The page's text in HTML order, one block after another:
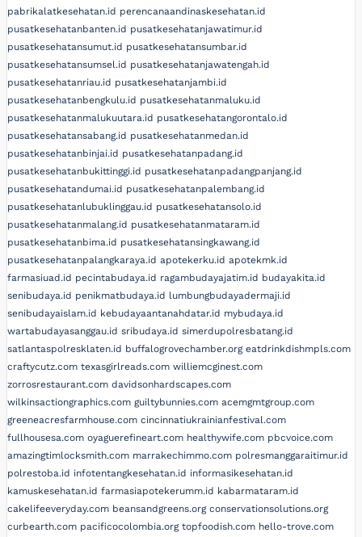
pabrikalatkesehatan.id perencanaandinaskesehatan.id
pusatkesehatanbanten.id pusatkesehatanjawatimur.id
pusatkesehatansumut.id pusatkesehatansumbar.id
pusatkesehatansumsel.id pusatkesehatanjawatengah.id
pusatkesehatanriau.id pusatkesehatanjambi.id
pusatkesehatanbengkulu.id pusatkesehatanmaluku.id
pusatkesehatanmalukuutara.id pusatkesehatangorontalo.id
pusatkesehatansabang.id pusatkesehatanmedan.id
pusatkesehatanbinjai.id pusatkesehatanpadang.id
pusatkesehatanbukittinggi.id pusatkesehatanpadangpanjang.id
pusatkesehatandumai.id pusatkesehatanpalembang.id
pusatkesehatanlubuklinggau.id pusatkesehatansolo.id
pusatkesehatanmalang.id pusatkesehatanmataram.id
pusatkesehatanbima.id pusatkesehatansingkawang.id
pusatkesehatanpalangkaraya.id apotekerku.id apotekmk.id
farmasiuad.id pecintabudaya.id ragambudayajatim.id budayakita.id
senibudaya.id penikmatbudaya.id lumbungbudayadermaji.id
senibudayaislam.id kebudayaantanahdatar.id mybudaya.id
wartabudayasanggau.id sribudaya.id simerdupolresbatang.id
satlantaspolresklaten.id buffalogrovechamber.org eatdrinkdishmpls.com
craftycutz.com texasgirlreads.com williemcginest.com
zorrosrestaurant.com davidsonhardscapes.com
wilkinsactiongraphics.com guiltybunnies.com acemgmtgroup.com
greeneacresfarmhouse.com cincinnatiukrainianfestival.com
fullhousesa.com oyaguerefineart.com healthywife.com pbcvoice.com
amazingtimlocksmith.com marrakechimmo.com polresmanggaraitimur.id
polrestoba.id infotentangkesehatan.id informasikesehatan.id
kamuskesehatan.id farmasiapotekerumm.id kabarmataram.id
cakelifeeveryday.com beansandgreens.org conservationsolutions.org
curbearth.com pacificocolombia.org topfoodish.com hello-trove.com